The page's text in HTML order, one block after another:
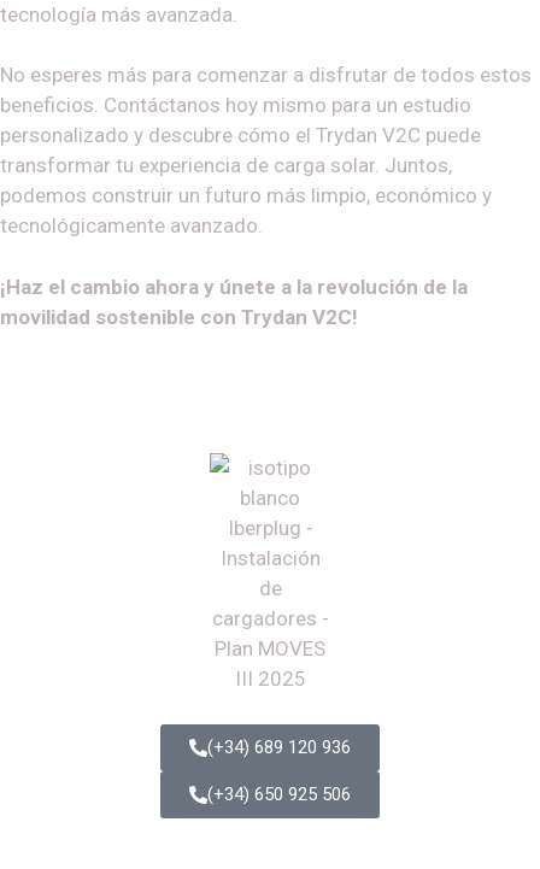
tecnología más avanzada.
No esperes más para comenzar a disfrutar de todos estos
beneficios. Contáctanos hoy mismo para un estudio
personalizado y descubre cómo el Trydan V2C puede
transformar tu experiencia de carga solar. Juntos,
podemos construir un futuro más limpio, económico y
tecnológicamente avanzado.
¡Haz el cambio ahora y únete a la revolución de la
movilidad sostenible con Trydan V2C!
(+34) 689 120 936
(+34) 650 925 506